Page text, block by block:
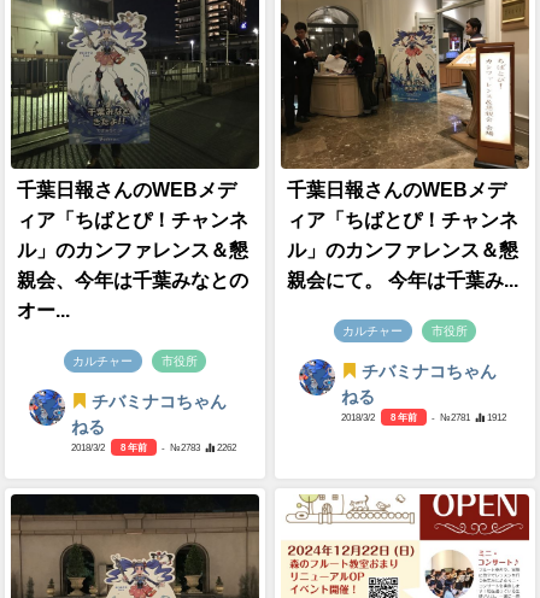
千葉日報さんのWEBメデ
ィア「ちばとぴ！チャンネ
ル」のカンファレンス＆懇
親会、今年は千葉みなとの
オー...
カルチャー 市役所
チバミナコちゃん
ねる
2018/3/2 8 年前 - №2783 2262
千葉日報さんのWEBメデ
ィア「ちばとぴ！チャンネ
ル」のカンファレンス＆懇
親会にて。 今年は千葉み...
カルチャー 市役所
チバミナコちゃん
ねる
2018/3/2 8 年前 - №2781 1912